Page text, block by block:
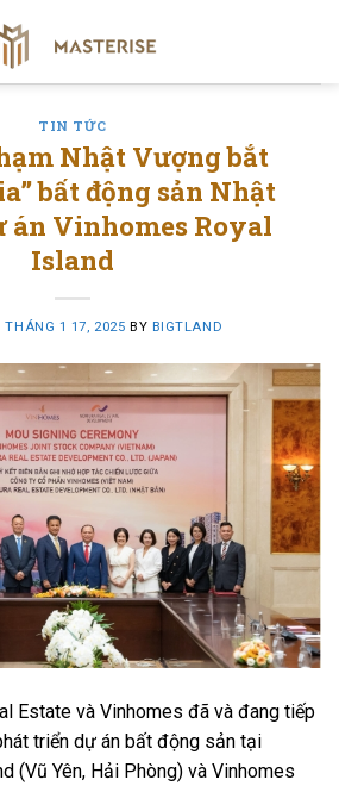
TIN TỨC
Nhật Vượng bắt
bất động sản Nhật
án Vinhomes Royal
Island
THÁNG 1 17, 2025 BY BIGTLAND
Estate và Vinhomes đã và đang tiếp
triển dự án bất động sản tại
(Vũ Yên, Hải Phòng) và Vinhomes